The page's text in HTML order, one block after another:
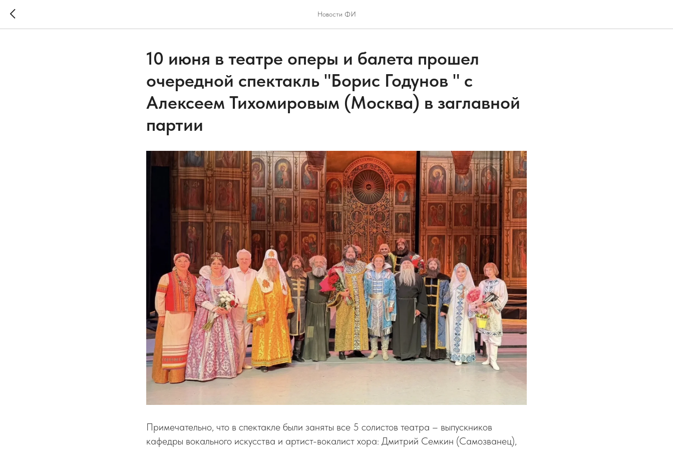
Новости ФИ
10 июня в театре оперы и балета прошел
очередной спектакль "Борис Годунов " с
Алексеем Тихомировым (Москва) в заглавной
партии
Примечательно, что в спектакле были заняты все 5 солистов театра – выпускников
кафедры вокального искусства и артист-вокалист хора: Дмитрий Семкин (Самозванец),